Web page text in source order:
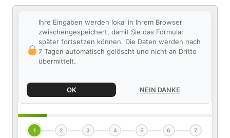
Ihre Eingaben werden lokal in Ihrem Browser
zwischengespeichert, damit Sie das Formular
später fortsetzen können. Die Daten werden nach
7 Tagen automatisch gelöscht und nicht an Dritte
übermittelt.
OK NEIN DANKE
1 2 3 4 5 6 7